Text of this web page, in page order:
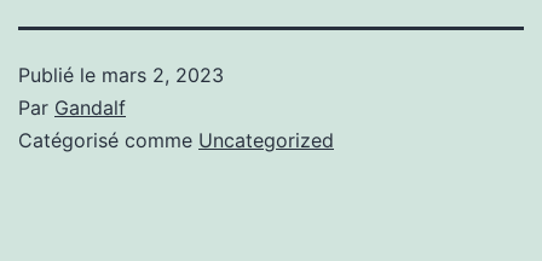
Publié le mars 2, 2023
Par Gandalf
Catégorisé comme Uncategorized